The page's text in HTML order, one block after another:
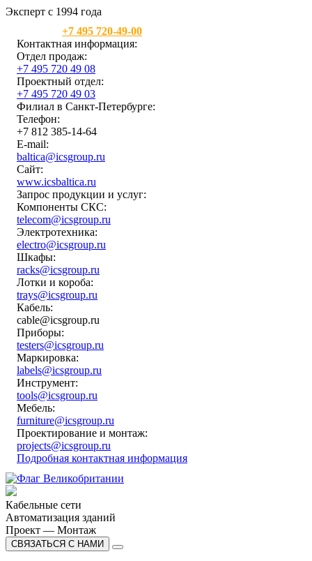
Эксперт с 1994 года
+7 495 720-49-00
Контактная информация:
Отдел продаж:
+7 495 720 49 08
Проектный отдел:
+7 495 720 49 03
Филиал в Санкт-Петербурге:
Телефон:
+7 812 385-14-64
E-mail:
baltica@icsgroup.ru
Сайт:
www.icsbaltica.ru
Запрос продукции и услуг:
Компоненты СКС:
telecom@icsgroup.ru
Электротехника:
electro@icsgroup.ru
Шкафы:
racks@icsgroup.ru
Лотки и короба:
trays@icsgroup.ru
Кабель:
cable@icsgroup.ru
Приборы:
testers@icsgroup.ru
Маркировка:
labels@icsgroup.ru
Инструмент:
tools@icsgroup.ru
Мебель:
furniture@icsgroup.ru
Проектирование и монтаж:
projects@icsgroup.ru
Подробная контактная информация
Кабельные сети
Автоматизация зданий
Проект — Монтаж
СВЯЗАТЬСЯ С НАМИ